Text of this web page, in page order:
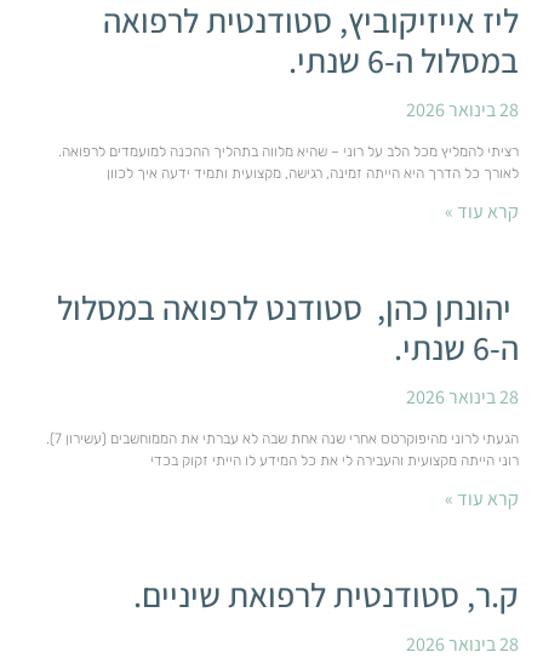
ליז אייזיקוביץ, סטודנטית לרפואה
במסלול ה-6 שנתי.
28 בינואר 2026
רציתי להמליץ מכל הלב על רוני – שהיא מלווה בתהליך ההכנה למועמדים לרפואה.
לאורך כל הדרך היא הייתה זמינה, רגישה, מקצועית ותמיד ידעה איך לכוון
קרא עוד »
יהונתן כהן, סטודנט לרפואה במסלול
ה-6 שנתי.
28 בינואר 2026
הגעתי לרוני מהיפוקרטס אחרי שנה אחת שבה לא עברתי את הממוחשבים (עשירון 7).
רוני הייתה מקצועית והעבירה לי את כל המידע לו הייתי זקוק בכדי
קרא עוד »
ק.ר, סטודנטית לרפואת שיניים.
28 בינואר 2026